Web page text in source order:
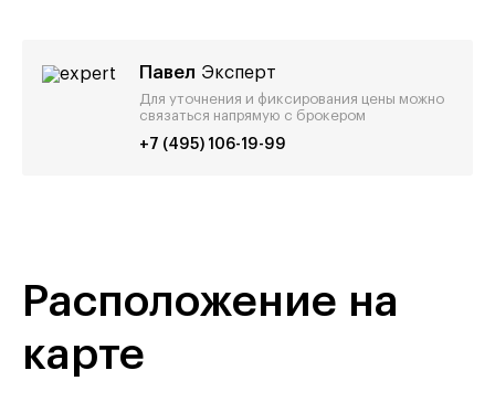
Павел Эксперт
Для уточнения и фиксирования цены можно
связаться напрямую с брокером
+7 (495) 106-19-99
Расположение на
карте